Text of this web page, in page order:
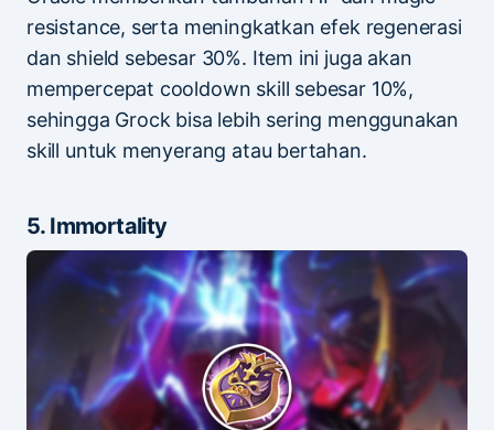
resistance, serta meningkatkan efek regenerasi
dan shield sebesar 30%. Item ini juga akan
mempercepat cooldown skill sebesar 10%,
sehingga Grock bisa lebih sering menggunakan
skill untuk menyerang atau bertahan.
5. Immortality